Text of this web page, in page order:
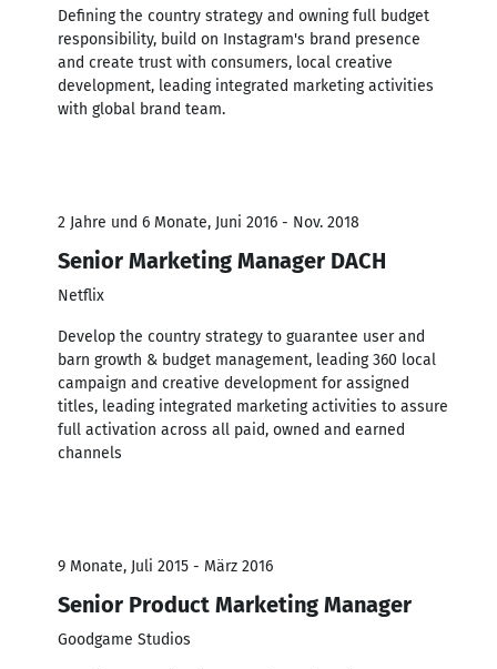
Defining the country strategy and owning full budget
responsibility, build on Instagram's brand presence
and create trust with consumers, local creative
development, leading integrated marketing activities
with global brand team.
2 Jahre und 6 Monate, Juni 2016 - Nov. 2018
Senior Marketing Manager DACH
Netflix
Develop the country strategy to guarantee user and
barn growth & budget management, leading 360 local
campaign and creative development for assigned
titles, leading integrated marketing activities to assure
full activation across all paid, owned and earned
channels
9 Monate, Juli 2015 - März 2016
Senior Product Marketing Manager
Goodgame Studios